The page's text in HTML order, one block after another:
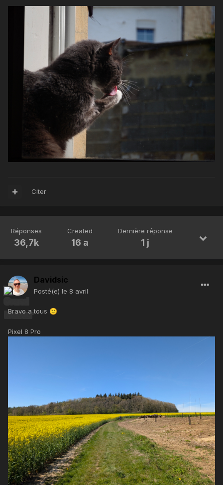
Citer
Réponses
36,7k
Created
16 a
Dernière réponse
1 j
Davidsic
Posté(e) le 8 avril
Bravo a tous 🙂
Pixel 8 Pro